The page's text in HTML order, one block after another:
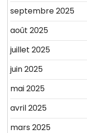
septembre 2025
août 2025
juillet 2025
juin 2025
mai 2025
avril 2025
mars 2025